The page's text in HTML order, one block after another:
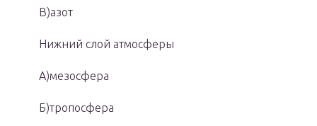
В)азот
Нижний слой атмосферы
А)мезосфера
Б)тропосфера